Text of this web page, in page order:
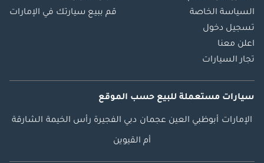
السياسة الخاصة
تسجيل دخول
اعلن معنا
تجار السيارات
قم ببيع سيارتك في الإمارات
سيارات مستعملة للبيع حسب الموقع
الإمارات أبوظبي العين عجمان دبي الفجيرة رأس الخيمة الشارقة
أم القيوين